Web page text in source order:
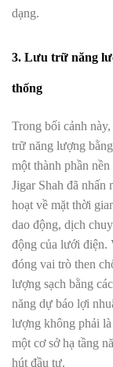
dạng.
3. Lưu trữ năng
thống
Trong bối cảnh
trữ năng lượng
một thành phần
Jigar Shah đã nhấn
hoạt về mặt thời
dao động, dịch
động của lưới điện.
đóng vai trò then
lượng sạch bằng
năng dự báo lợi
lượng không phải
một cơ sở hạ tầng
hút đầu tư.